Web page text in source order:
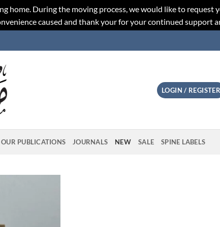
home. During the moving process, we would like to request
caused and thank your for your continued support
LOGIN / REGISTER
OUR PUBLICATIONS JOURNALS NEW SALE SPINE LABELS